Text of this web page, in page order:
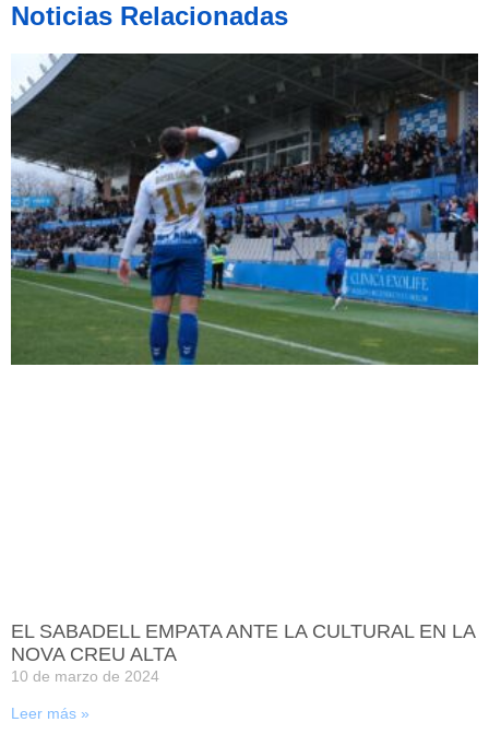
Noticias Relacionadas
EL SABADELL EMPATA ANTE LA CULTURAL EN LA
NOVA CREU ALTA
10 de marzo de 2024
Leer más »